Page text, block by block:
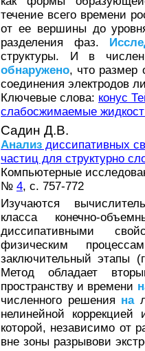
течение всего времени
от ее вершины до
разделения фаз.
структуры. И в
обнаружено, что размер
соединения электродов
Ключевые слова: конус
слабосжимаемые
Садин Д.В.
Анализ диссипативных
частиц для структурно
Компьютерные
№ 4, с. 757-772
Изучаются
класса конечно-
диссипативными
физическим
заключительный этапы
Метод обладает
пространству и времени
численного решения на
нелинейной коррекцией
которой, независимо от
вне зоны разрывови